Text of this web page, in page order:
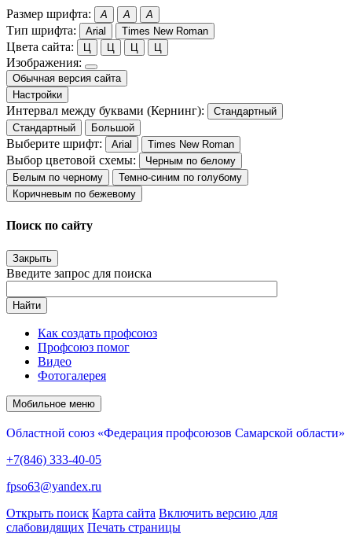
Размер шрифта: A A A
Тип шрифта: Arial Times New Roman
Цвета сайта: Ц Ц Ц Ц
Изображения:
Обычная версия сайта
Настройки
Интервал между буквами (Кернинг):
Стандартный
Стандартный
Большой
Выберите шрифт: Arial Times New Roman
Выбор цветовой схемы:
Черным по белому
Белым по черному
Темно-синим по голубому
Коричневым по бежевому
Поиск по сайту
Закрыть
Введите запрос для поиска
Найти
Как создать профсоюз
Профсоюз помог
Видео
Фотогалерея
Мобильное меню
Областной союз «Федерация профсоюзов Самарской области»
+7(846) 333-40-05
fpso63@yandex.ru
Открыть поиск Карта сайта Включить версию для
слабовидящих Печать страницы